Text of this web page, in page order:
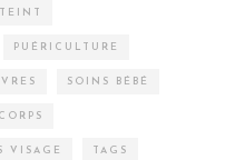
PUÉRICULTURE
SOINS BÉBÉ
VISAGE TAGS